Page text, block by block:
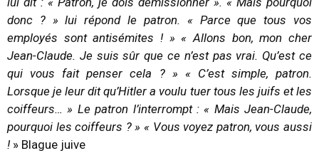
donc ? » lui répond le patron. « Parce que tous vos
employés sont antisémites ! » « Allons bon, mon cher
Jean-Claude. Je suis sûr que ce n’est pas vrai. Qu’est ce
qui vous fait penser cela ? » « C’est simple, patron.
Lorsque je leur dit qu’Hitler a voulu tuer tous les juifs et les
coiffeurs… » Le patron l’interrompt : « Mais Jean-Claude,
pourquoi les coiffeurs ? » « Vous voyez patron, vous aussi
! » Blague juive